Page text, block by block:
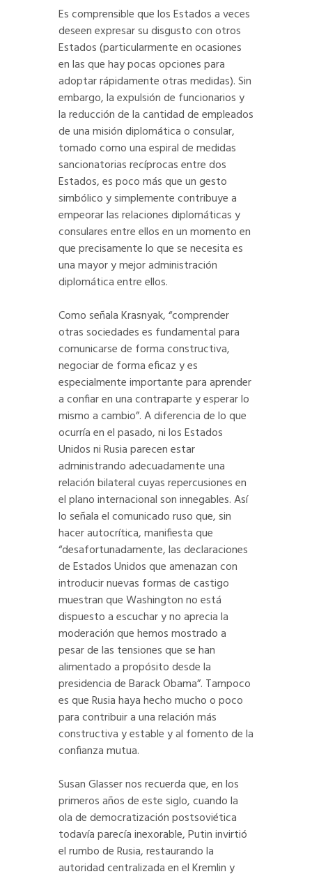
Es comprensible que los Estados a veces
deseen expresar su disgusto con otros
Estados (particularmente en ocasiones
en las que hay pocas opciones para
adoptar rápidamente otras medidas). Sin
embargo, la expulsión de funcionarios y
la reducción de la cantidad de empleados
de una misión diplomática o consular,
tomado como una espiral de medidas
sancionatorias recíprocas entre dos
Estados, es poco más que un gesto
simbólico y simplemente contribuye a
empeorar las relaciones diplomáticas y
consulares entre ellos en un momento en
que precisamente lo que se necesita es
una mayor y mejor administración
diplomática entre ellos.
Como señala Krasnyak, “comprender
otras sociedades es fundamental para
comunicarse de forma constructiva,
negociar de forma eficaz y es
especialmente importante para aprender
a confiar en una contraparte y esperar lo
mismo a cambio”. A diferencia de lo que
ocurría en el pasado, ni los Estados
Unidos ni Rusia parecen estar
administrando adecuadamente una
relación bilateral cuyas repercusiones en
el plano internacional son innegables. Así
lo señala el comunicado ruso que, sin
hacer autocrítica, manifiesta que
“desafortunadamente, las declaraciones
de Estados Unidos que amenazan con
introducir nuevas formas de castigo
muestran que Washington no está
dispuesto a escuchar y no aprecia la
moderación que hemos mostrado a
pesar de las tensiones que se han
alimentado a propósito desde la
presidencia de Barack Obama”. Tampoco
es que Rusia haya hecho mucho o poco
para contribuir a una relación más
constructiva y estable y al fomento de la
confianza mutua.
Susan Glasser nos recuerda que, en los
primeros años de este siglo, cuando la
ola de democratización postsoviética
todavía parecía inexorable, Putin invirtió
el rumbo de Rusia, restaurando la
autoridad centralizada en el Kremlin y